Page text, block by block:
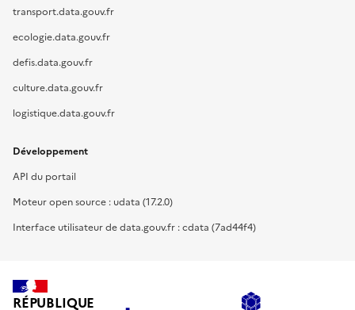
transport.data.gouv.fr
ecologie.data.gouv.fr
defis.data.gouv.fr
culture.data.gouv.fr
logistique.data.gouv.fr
Développement
API du portail
Moteur open source : udata (17.2.0)
Interface utilisateur de data.gouv.fr : cdata (7ad44f4)
RÉPUBLIQUE